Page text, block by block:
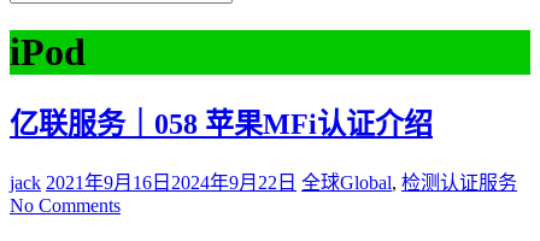
iPod
亿联服务｜058 苹果MFi认证介绍
jack 2021年9月16日 2024年9月22日 全球Global, 检测认证服务
No Comments